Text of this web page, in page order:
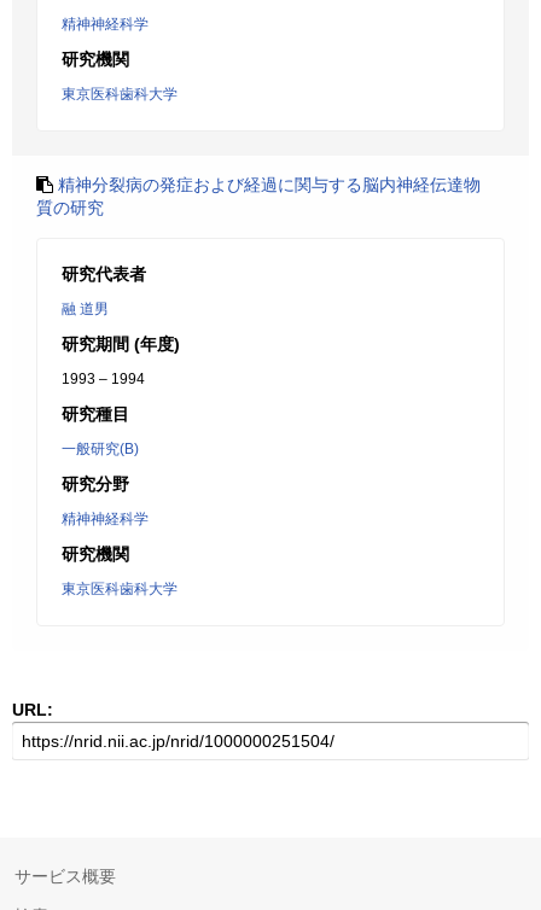
精神神経科学
研究機関
東京医科歯科大学
精神分裂病の発症および経過に関与する脳内神経伝達物
質の研究
研究代表者
融 道男
研究期間 (年度)
1993 – 1994
研究種目
一般研究(B)
研究分野
精神神経科学
研究機関
東京医科歯科大学
URL:
サービス概要